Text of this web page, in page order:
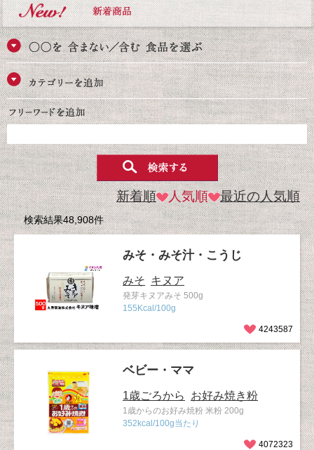
新着順 人気順 最近の人気順
検索結果48,908件
みそ・みそ汁・こうじ
みそ キヌア
発芽キヌアみそ 500g
155Kcal/100g
4243587
ベビー・ママ
1歳ごろから お好み焼き粉
1歳からのお好み焼粉 米粉 200g
352kcal/100g当たり
4072323